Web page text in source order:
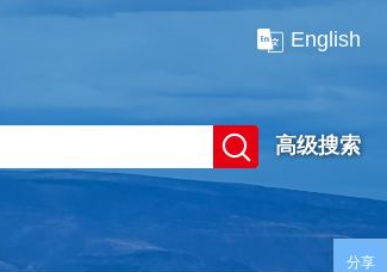
English
高级搜索
分享